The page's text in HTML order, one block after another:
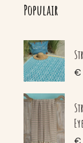
Populair
€